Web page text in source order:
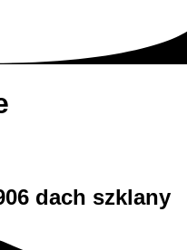
dach szklany